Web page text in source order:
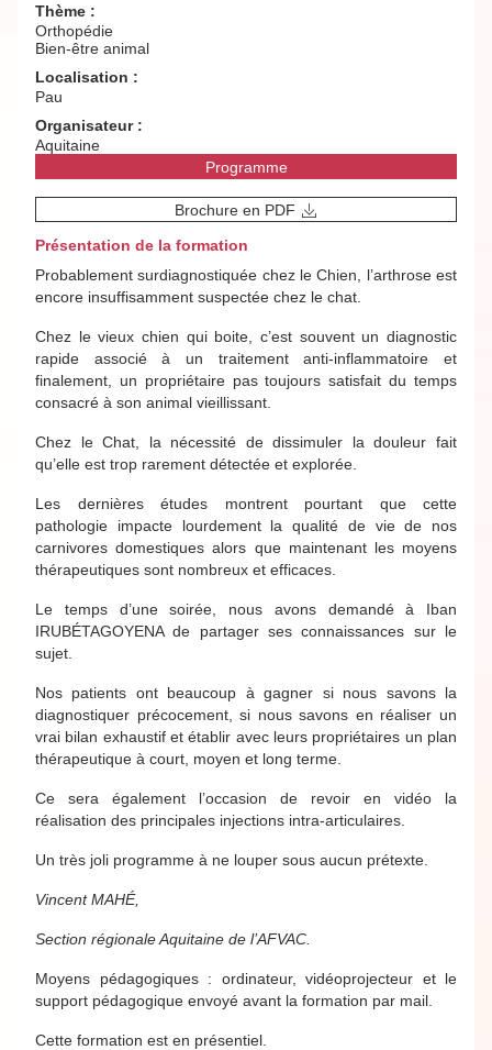
Thème :
Orthopédie
Bien-être animal
Localisation :
Pau
Organisateur :
Aquitaine
Programme
Brochure en PDF
Présentation de la formation
Probablement surdiagnostiquée chez le Chien, l’arthrose est
encore insuffisamment suspectée chez le chat.
Chez le vieux chien qui boite, c’est souvent un diagnostic
rapide associé à un traitement anti-inflammatoire et
finalement, un propriétaire pas toujours satisfait du temps
consacré à son animal vieillissant.
Chez le Chat, la nécessité de dissimuler la douleur fait
qu’elle est trop rarement détectée et explorée.
Les dernières études montrent pourtant que cette
pathologie impacte lourdement la qualité de vie de nos
carnivores domestiques alors que maintenant les moyens
thérapeutiques sont nombreux et efficaces.
Le temps d’une soirée, nous avons demandé à Iban
IRUBÉTAGOYENA de partager ses connaissances sur le
sujet.
Nos patients ont beaucoup à gagner si nous savons la
diagnostiquer précocement, si nous savons en réaliser un
vrai bilan exhaustif et établir avec leurs propriétaires un plan
thérapeutique à court, moyen et long terme.
Ce sera également l’occasion de revoir en vidéo la
réalisation des principales injections intra-articulaires.
Un très joli programme à ne louper sous aucun prétexte.
Vincent MAHÉ,
Section régionale Aquitaine de l’AFVAC.
Moyens pédagogiques : ordinateur, vidéoprojecteur et le
support pédagogique envoyé avant la formation par mail.
Cette formation est en présentiel.